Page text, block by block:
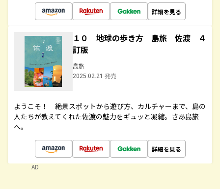
詳細を見る
１０ 地球の歩き方 島旅 佐渡 ４
訂版
島旅
2025.02.21 発売
ようこそ！ 絶景スポットから遊び方、カルチャーまで、島の
人たちが教えてくれた佐渡の魅力をギュッと凝縮。さあ島旅
へ。
詳細を見る
AD